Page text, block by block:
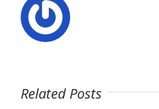
Related Posts